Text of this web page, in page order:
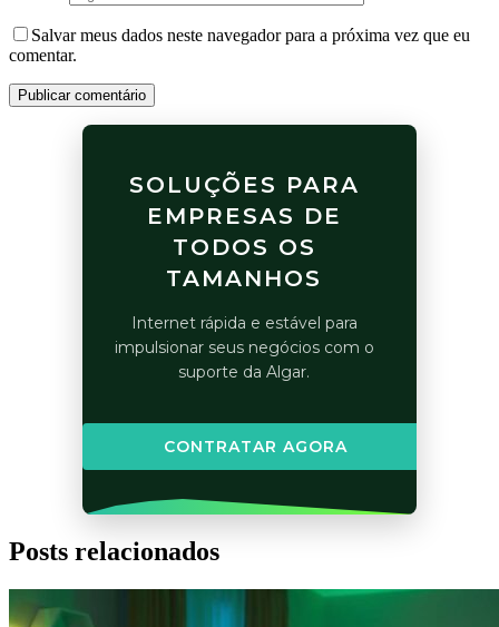
Salvar meus dados neste navegador para a próxima vez que eu
comentar.
Publicar comentário
SOLUÇÕES PARA
EMPRESAS DE
TODOS OS
TAMANHOS
Internet rápida e estável para
impulsionar seus negócios com o
suporte da Algar.
CONTRATAR AGORA
Posts relacionados